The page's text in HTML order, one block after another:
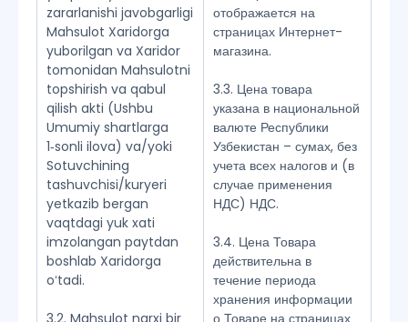
zararlanishi javobgarligi
Mahsulot Xaridorga
yuborilgan va Xaridor
tomonidan Mahsulotni
topshirish va qabul
qilish akti (Ushbu
Umumiy shartlarga
1‑sonli ilova) va/yoki
Sotuvchining
tashuvchisi/kuryeri
yetkazib bergan
vaqtdagi yuk xati
imzolangan paytdan
boshlab Xaridorga
oʻtadi.
3.2. Mahsulot narxi bir
отображается на
страницах Интернет-
магазина.
3.3. Цена товара
указана в национальной
валюте Республики
Узбекистан – сумах, без
учета всех налогов и (в
случае применения
НДС) НДС.
3.4. Цена Товара
действительна в
течение периода
хранения информации
о Товаре на страницах